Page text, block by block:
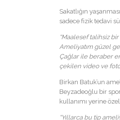
Sakatlığın
sadece fizik tedavi
“Maalesef talihsiz
Ameliyatım güzel
Çağlar ile beraber
çekilen video ve
Birkan Batuk’un
Beyzadeoğlu bir
kullanımı yerine
“Yıllarca bu tip